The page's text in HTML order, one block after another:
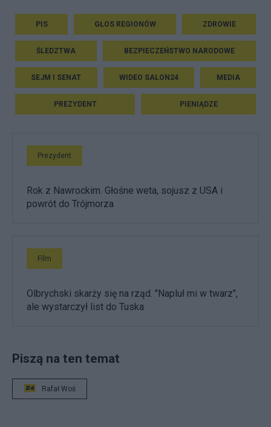
PIS GŁOS REGIONÓW ZDROWIE
ŚLEDZTWA BEZPIECZEŃSTWO NARODOWE
SEJM I SENAT WIDEO SALON24 MEDIA
PREZYDENT PIENIĄDZE
Prezydent
Rok z Nawrockim. Głośne weta, sojusz z USA i
powrót do Trójmorza
Film
Olbrychski skarży się na rząd. "Napluł mi w twarz",
ale wystarczył list do Tuska
Piszą na ten temat
Rafał Woś